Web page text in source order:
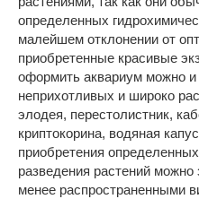
определенных
малейшем отклонении от
приобретенные красивые
оформить аквариум можно
неприхотливых и широко
элодея, перестолистник,
криптокорина, водяная
приобретения
разведения растений можно
менее распространенными